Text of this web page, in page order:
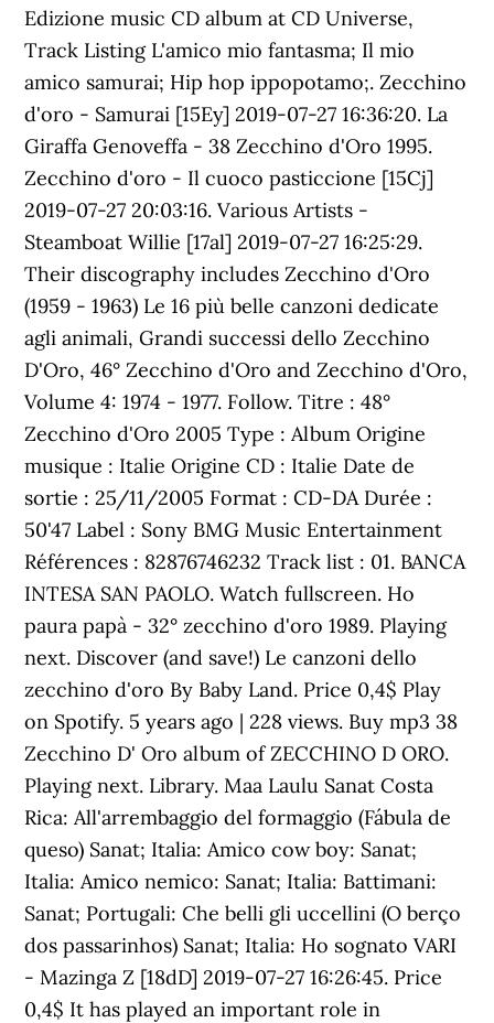
Edizione music CD album at CD Universe,
Track Listing L'amico mio fantasma; Il mio
amico samurai; Hip hop ippopotamo;. Zecchino
d'oro - Samurai [15Ey] 2019-07-27 16:36:20. La
Giraffa Genoveffa - 38 Zecchino d'Oro 1995.
Zecchino d'oro - Il cuoco pasticcione [15Cj]
2019-07-27 20:03:16. Various Artists -
Steamboat Willie [17al] 2019-07-27 16:25:29.
Their discography includes Zecchino d'Oro
(1959 - 1963) Le 16 più belle canzoni dedicate
agli animali, Grandi successi dello Zecchino
D'Oro, 46° Zecchino d'Oro and Zecchino d'Oro,
Volume 4: 1974 - 1977. Follow. Titre : 48°
Zecchino d'Oro 2005 Type : Album Origine
musique : Italie Origine CD : Italie Date de
sortie : 25/11/2005 Format : CD-DA Durée :
50'47 Label : Sony BMG Music Entertainment
Références : 82876746232 Track list : 01. BANCA
INTESA SAN PAOLO. Watch fullscreen. Ho
paura papà - 32° zecchino d'oro 1989. Playing
next. Discover (and save!) Le canzoni dello
zecchino d'oro By Baby Land. Price 0,4$ Play
on Spotify. 5 years ago | 228 views. Buy mp3 38
Zecchino D' Oro album of ZECCHINO D ORO.
Playing next. Library. Maa Laulu Sanat Costa
Rica: All'arrembaggio del formaggio (Fábula de
queso) Sanat; Italia: Amico cow boy: Sanat;
Italia: Amico nemico: Sanat; Italia: Battimani:
Sanat; Portugali: Che belli gli uccellini (O berço
dos passarinhos) Sanat; Italia: Ho sognato VARI
- Mazinga Z [18dD] 2019-07-27 16:26:45. Price
0,4$ It has played an important role in